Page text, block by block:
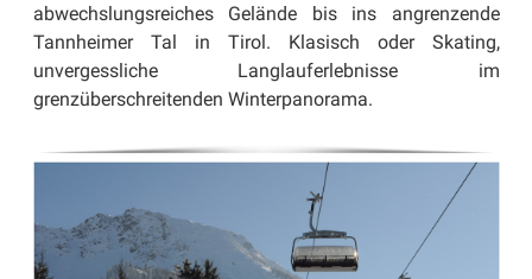
abwechslungsreiches Gelände bis ins angrenzende
Tannheimer Tal in Tirol. Klasisch oder Skating,
unvergessliche Langlauferlebnisse im
grenzüberschreitenden Winterpanorama.